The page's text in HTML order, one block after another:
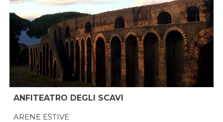
ANFITEATRO DEGLI SCAVI
ARENE ESTIVE